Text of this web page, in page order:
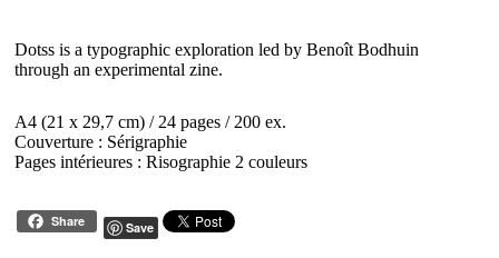
Dotss is a typographic exploration led by Benoît Bodhuin
through an experimental zine.
A4 (21 x 29,7 cm) / 24 pages / 200 ex.
Couverture : Sérigraphie
Pages intérieures : Risographie 2 couleurs
Share Save